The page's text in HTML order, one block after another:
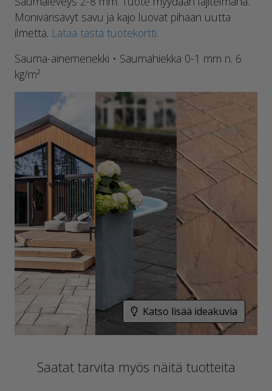
Monivärisävyt savu ja kajo luovat pihaan uutta
ilmettä. Lataa tästä tuotekortti.
Sauma-ainemenekki • Saumahiekka 0-1 mm n. 6
kg/m²
Katso lisää ideakuvia
Saatat tarvita myös näitä tuotteita